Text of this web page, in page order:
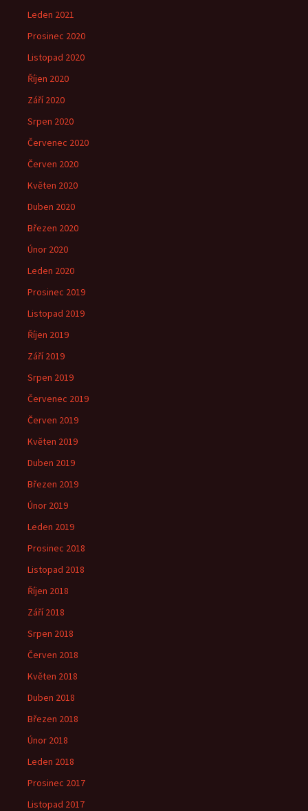
Leden 2021
Prosinec 2020
Listopad 2020
Říjen 2020
Září 2020
Srpen 2020
Červenec 2020
Červen 2020
Květen 2020
Duben 2020
Březen 2020
Únor 2020
Leden 2020
Prosinec 2019
Listopad 2019
Říjen 2019
Září 2019
Srpen 2019
Červenec 2019
Červen 2019
Květen 2019
Duben 2019
Březen 2019
Únor 2019
Leden 2019
Prosinec 2018
Listopad 2018
Říjen 2018
Září 2018
Srpen 2018
Červen 2018
Květen 2018
Duben 2018
Březen 2018
Únor 2018
Leden 2018
Prosinec 2017
Listopad 2017